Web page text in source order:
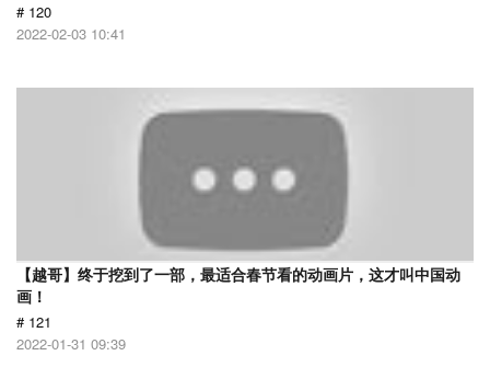
# 120
2022-02-03 10:41
【越哥】终于挖到了一部，最适合春节看的动画片，这才叫中国动
画！
# 121
2022-01-31 09:39